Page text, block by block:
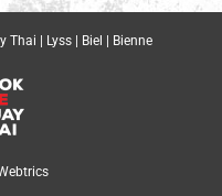
| Lyss | Biel | Bienne